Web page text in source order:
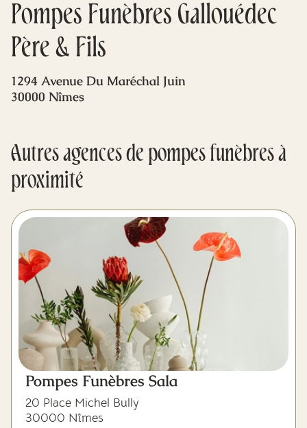
Mes dernières volontés
Pompes Funèbres Gallouédec
Père & Fils
1294 Avenue Du Maréchal Juin
30000 Nîmes
Autres agences de pompes funèbres à
proximité
Pompes Funèbres Sala
20 Place Michel Bully
30000 Nîmes